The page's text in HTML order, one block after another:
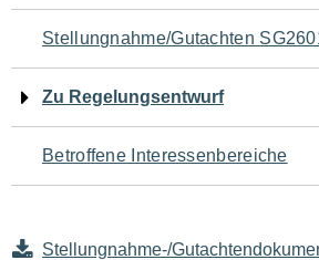
Navigation
für
den
Seiteninhalt
Stellungnahme/Gutachten
Zu Regelungsentwurf
Betroffene Interessenbereiche
Stellungnahme-/